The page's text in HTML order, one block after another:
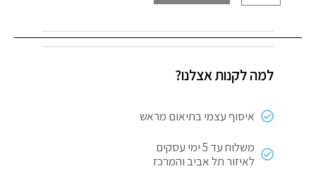
למה לקנות אצלנו?
איסוף עצמי בתיאום מראש
משלוח עד 5 ימי עסקים
לאיזור תל אביב והמרכז